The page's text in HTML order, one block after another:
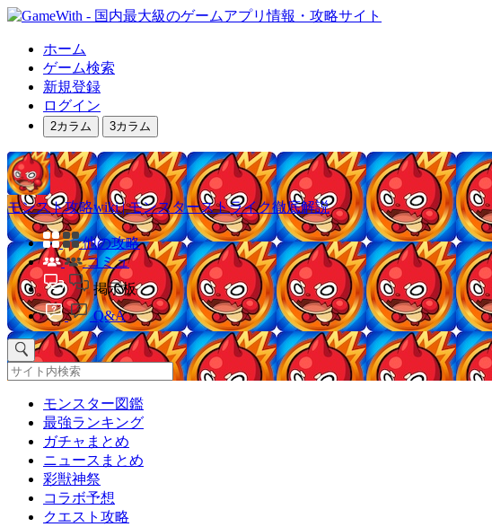
ホーム
ゲーム検索
新規登録
ログイン
2カラム 3カラム
モンスト攻略wiki | モンスターストライク徹底解説
他の攻略
コミュ
掲示板
Q&A
モンスター図鑑
最強ランキング
ガチャまとめ
ニュースまとめ
彩獣神祭
コラボ予想
クエスト攻略